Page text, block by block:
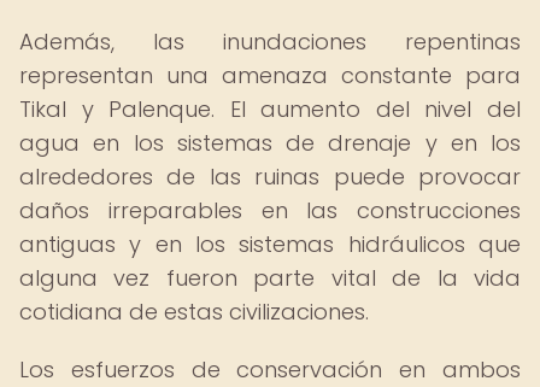
Además, las inundaciones repentinas
representan una amenaza constante para
Tikal y Palenque. El aumento del nivel del
agua en los sistemas de drenaje y en los
alrededores de las ruinas puede provocar
daños irreparables en las construcciones
antiguas y en los sistemas hidráulicos que
alguna vez fueron parte vital de la vida
cotidiana de estas civilizaciones.
Los esfuerzos de conservación en ambos